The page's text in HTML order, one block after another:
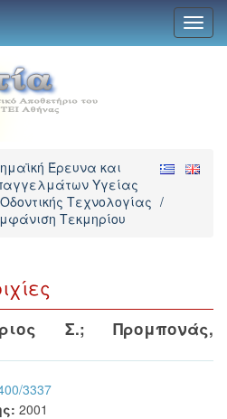
Έρευνα και
Υγείας
Τεχνολογίας /
Τεκμηρίου
Σ.;Προμπονάς,
3337
2001